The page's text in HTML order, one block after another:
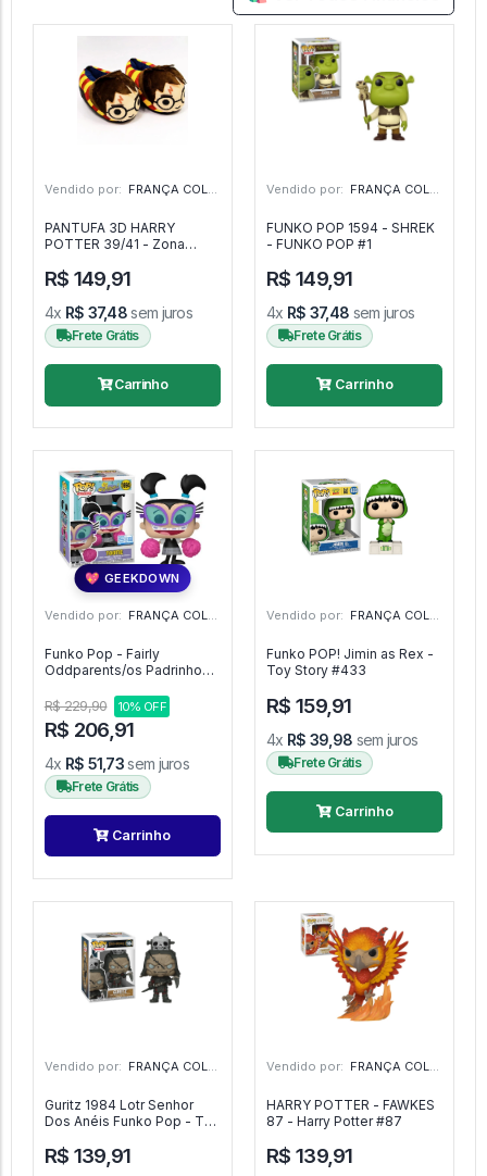
Vendido por: FRANÇA COLECIONAVEIS - MG
PANTUFA 3D HARRY
POTTER 39/41 - Zona
R$ 149,91
4x R$ 37,48sem juros
Frete Grátis
Carrinho
Vendido por: FRANÇA COLECIONAVEIS - MG
FUNKO POP 1594 - SHREK
- FUNKO POP #1
R$ 149,91
4x R$ 37,48 sem juros
Frete Grátis
Carrinho
💖 GEEKDOWN
Vendido por: FRANÇA COLECIONAVEIS - MG
Funko Pop - Fairly
Oddparents/os Padrinhos
Os Padrinhos Mágicos -
The Fairly Odd Parents -
R$ 229,90 10% OFF
R$ 206,91
4x R$ 51,73sem juros
Frete Grátis
Carrinho
Vendido por: FRANÇA COLECIONAVEIS - MG
Funko POP! Jimin as Rex -
Toy Story #433
R$ 159,91
4x R$ 39,98 sem juros
Frete Grátis
Carrinho
Vendido por: FRANÇA COLECIONAVEIS - MG
Guritz 1984 Lotr Senhor
Dos Anéis Funko Pop - The
R$ 139,91
Vendido por: FRANÇA COLECIONAVEIS - MG
HARRY POTTER - FAWKES
87 - Harry Potter #87
R$ 139,91